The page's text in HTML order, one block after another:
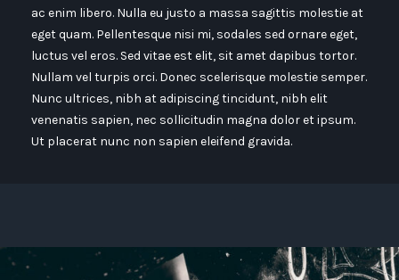
ac enim libero. Nulla eu justo a massa sagittis molestie at
eget quam. Pellentesque nisi mi, sodales sed ornare eget,
luctus vel eros. Sed vitae est elit, sit amet dapibus tortor.
Nullam vel turpis orci. Donec scelerisque molestie semper.
Nunc ultrices, nibh at adipiscing tincidunt, nibh elit
venenatis sapien, nec sollicitudin magna dolor et ipsum.
Ut placerat nunc non sapien eleifend gravida.